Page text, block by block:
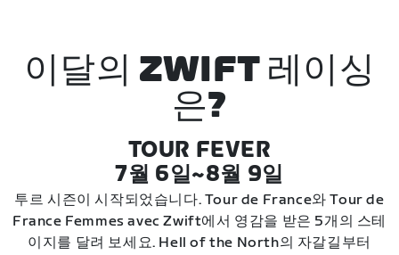
이달의 ZWIFT 레이싱
은?
TOUR FEVER
7월 6일~8월 9일
투르 시즌이 시작되었습니다. Tour de France와 Tour de
France Femmes avec Zwift에서 영감을 받은 5개의 스테
이지를 달려 보세요. Hell of the North의 자갈길부터